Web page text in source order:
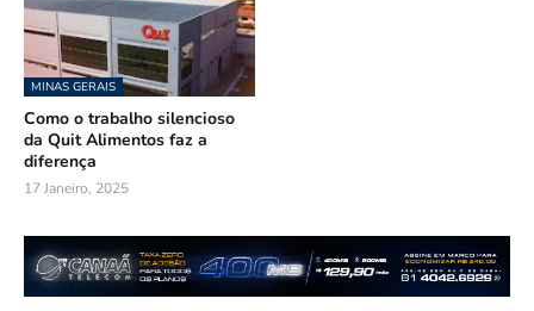
MINAS GERAIS
Como o trabalho silencioso
da Quit Alimentos faz a
diferença
17 Janeiro, 2025